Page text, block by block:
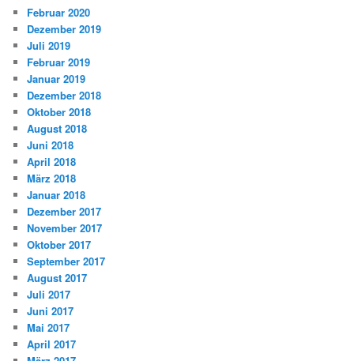
Februar 2020
Dezember 2019
Juli 2019
Februar 2019
Januar 2019
Dezember 2018
Oktober 2018
August 2018
Juni 2018
April 2018
März 2018
Januar 2018
Dezember 2017
November 2017
Oktober 2017
September 2017
August 2017
Juli 2017
Juni 2017
Mai 2017
April 2017